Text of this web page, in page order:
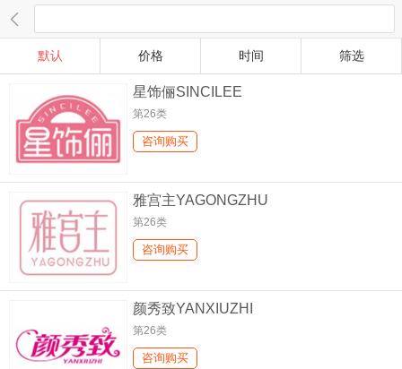

默认 价格 时间 筛选
星饰俪SINCILEE
第26类
咨询购买
雅宫主YAGONGZHU
第26类
咨询购买
颜秀致YANXIUZHI
第26类
咨询购买